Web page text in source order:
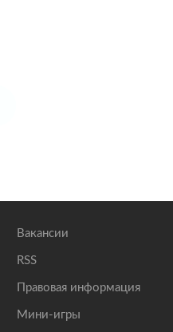
Вакансии
RSS
Правовая информация
Мини-игры